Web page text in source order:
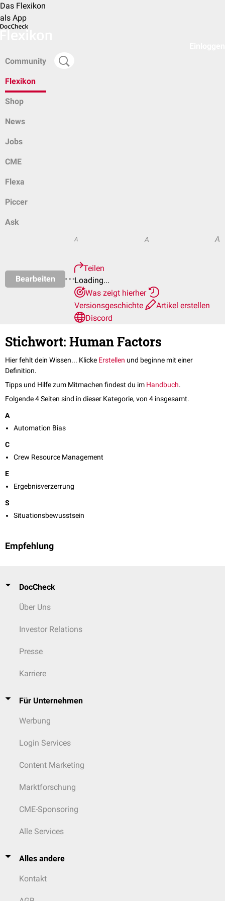
Das Flexikon
als App
Community
Flexikon
Shop
News
Jobs
CME
Flexa
Piccer
Ask
Bearbeiten
A A A
Teilen
Loading...
Was zeigt hierher
Versionsgeschichte
Artikel erstellen
Discord
Stichwort: Human Factors
Hier fehlt dein Wissen... Klicke Erstellen und beginne mit einer
Definition.
Tipps und Hilfe zum Mitmachen findest du im Handbuch.
Folgende 4 Seiten sind in dieser Kategorie, von 4 insgesamt.
A
Automation Bias
C
Crew Resource Management
E
Ergebnisverzerrung
S
Situationsbewusstsein
Empfehlung
DocCheck
Über Uns
Investor Relations
Presse
Karriere
Für Unternehmen
Werbung
Login Services
Content Marketing
Marktforschung
CME-Sponsoring
Alle Services
Alles andere
Kontakt